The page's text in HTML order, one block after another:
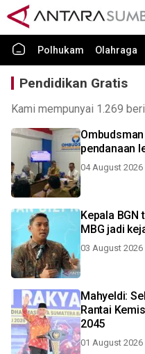
Polhukam Olahraga
Pendidikan Gratis
Kami mempunyai 1.269
pendanaan
04 August 2026
Kepala
MBG jadi
03 August 2026
Mahyeldi:
Rantai
2045
01 August 2026